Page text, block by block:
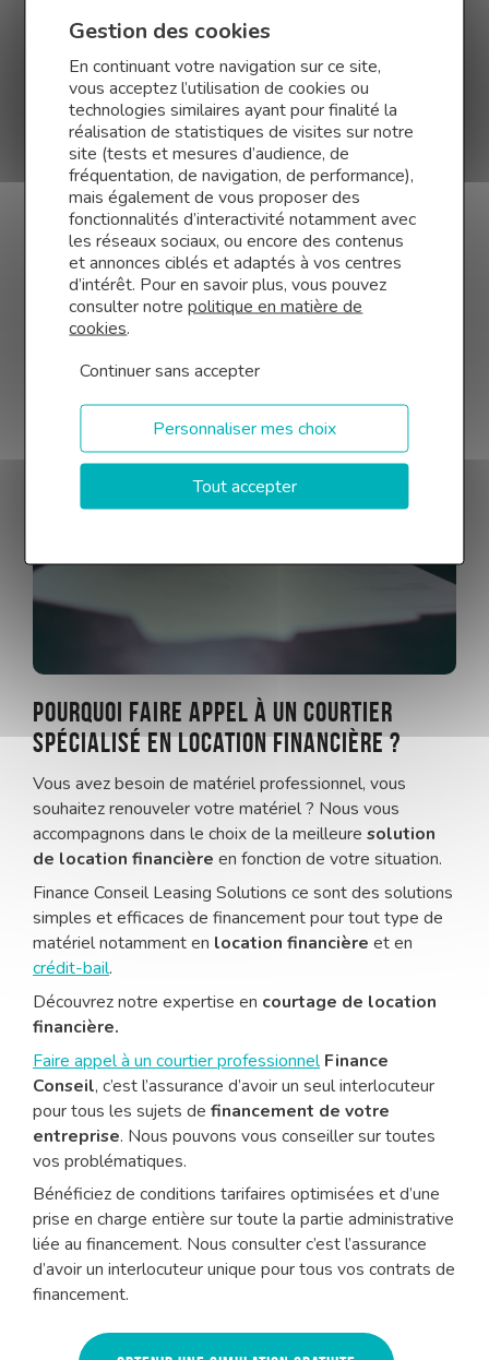
matériel, il est généralement plus avantageux de
location financièreest un moyen de déjouer
l’obsolescence de votre matériel.
Par exemple, vous pouvez opter pour la location de
matériel informatique si vous êtes amenés à renouveler
ce matériel tous les 3 ans. Ainsi vous n’avez pas à vous
occuper de la gestion du parc de machines
informatiques.
À l’inverse, pour l’investissement d’une machine qui va
être utilisée sur le long terme, le crédit-bail est la
solution la plus intéressante qui permettra à votre
Pourquoi faire appel à un courtier
spécialisé en location financière ?
Vous avez besoin de matériel professionnel, vous
souhaitez renouveler votre matériel ? Nous vous
accompagnons dans le choix de la meilleure solution
de location financière en fonction de votre situation.
Finance Conseil Leasing Solutions ce sont des solutions
simples et efficaces de financement pour tout type de
matériel notamment en location financière et en
crédit-bail.
Découvrez notre expertise en courtage de location
financière.
Faire appel à un courtier professionnel Finance
Conseil, c’est l’assurance d’avoir un seul interlocuteur
pour tous les sujets de financement de votre
entreprise. Nous pouvons vous conseiller sur toutes
vos problématiques.
Bénéficiez de conditions tarifaires optimisées et d’une
prise en charge entière sur toute la partie administrative
liée au financement. Nous consulter c’est l’assurance
d’avoir un interlocuteur unique pour tous vos contrats de
financement.
Gestion des cookies
En continuant votre navigation sur ce site,
vous acceptez l’utilisation de cookies ou
technologies similaires ayant pour finalité la
réalisation de statistiques de visites sur notre
site (tests et mesures d’audience, de
fréquentation, de navigation, de performance),
mais également de vous proposer des
fonctionnalités d’interactivité notamment avec
les réseaux sociaux, ou encore des contenus
et annonces ciblés et adaptés à vos centres
d’intérêt. Pour en savoir plus, vous pouvez
consulter notrepolitique en matière de
cookies.
Continuer sans accepter
Personnaliser mes choix
Tout accepter